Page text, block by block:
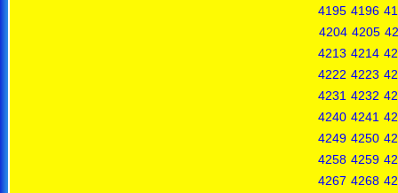
4195 4196
4204 4205
4213 4214
4222 4223
4231 4232
4240 4241
4249 4250
4258 4259
4267 4268